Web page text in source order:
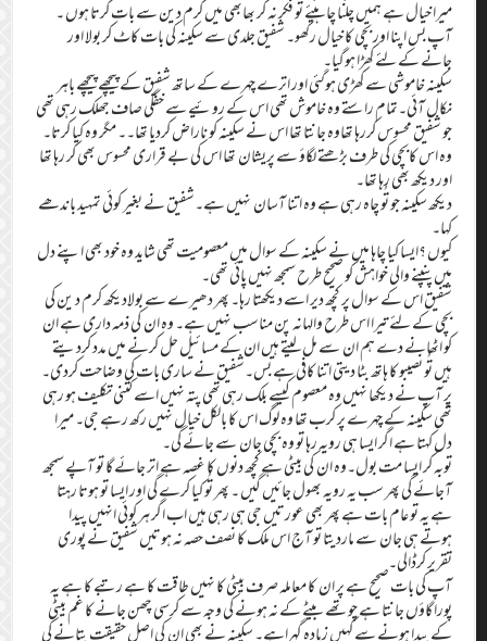
میرا خیال ہے ہمیں چلنا چاہیئے تُو فکر نہ کر بھابھی میں کرم دین سے بات کرتا ہوں ۔
آپ بس اپنا اور بچی کا خیال رکھو۔ شفیق جلدی سے سکینہ کی بات کاٹ کر بولا اور
جانے کے لئے کھڑا ہوگیا۔
سکینہ خاموشی سے کھڑی ہوگئی اور اترے چہرے کے ساتھ شفیق کے پیچھے پیچھے باہر
نکال آئی۔تمام راستے وہ خاموش تھی اس کے روئیے سے خفگی صاف جھلک رہی تھی
جو شفیق محسوس کررہا تھاوہ جانتا تھا اس نے سکینہ کو ناراض کردیا تھا۔۔ مگر وہ کیا کرتا۔
وہ اس کابچی کی طرف بڑھتے لگاؤ سے پریشان تھا اس کی بے قراری محسوس بھی کر رہا تھا
اور دیکھ بھی رہا تھا۔
دیکھ سکینہ جو تُو چاہ رہی ہے وہ اتنا آسان نہیں ہے۔شفیق نے بغیر کوئی تمہید باندھے
کہا۔
کیوں ؟ایسا کیا چاہا میں نے سکینہ کے سوال میں معصومیت تھی شاید وہ خود بھی اپنے دل
میں پنپنے والی خواہش کو صحیح طرح سمجھ نہیں پائی تھی۔
شفیق اس کے سوال پر کچھ دیر اسے دیکھتا رہا۔ پھر دھیرے سے بولادیکھ کرم د ین کی
بچی کے لئے تیرا اس طرح والہانہ پن مناسب نہیں ہے۔ وہ ان کی ذمہ داری ہے ان
کو اٹھانے دے ہم ان سے مل لیتے ہیں ان کے مسائیل حل کرنے میں مدد کردیتے
ہیں تُو نصیبو کا ہاتھ بٹا دیتی اتنا کافی ہے بس۔شفیق نے ساری بات کی وضاحت کردی۔
پر آپ نے دیکھا نہیں وہ معصوم کیسے بلک رہی تھی پتہ نہیں اسے کتنی تکلیف ہو رہی
تھی سکینہ کے چہرے پر کرب تھا وہ لوگ اس کا بالکل خیال نہیں رکھ رہے جی۔ میرا
دل کہتا ہے اگر ایسا ہی رویہ رہا تو وہ بچی جان سے جائے گی۔
توبہ کر ایسا مت بول۔وہ ان کی بیٹی ہے کچھ دنوں کا غصہ ہے اتر جائے گا تو آپے سمجھ
آجائے گی پھر سب یہ رویہ بھول جائیں گیں ۔ پھر تُو کیا کرے گی اور ایسا تو ہوتا رہتا
ہے یہ تو عام بات ہے پھر بھی عورتیں جی ہی رہی ہیں اب اگر ہر کوئی انہیں پیدا
ہوتے ہی جان سے ماردیتا تو آج اس ملک کا نصف حصہ نہ ہوتیں شفیق نے پوری
تقریر کرڈالی۔
آپ کی بات صحیح ہے پر ان کا معاملہ صرف بیٹی کا نہیں طاقت کا ہے رتبے کا ہے یہ
پورا گاؤں جانتا ہے چوتھے بیٹے کے نہ ہونے کی وجہ سے کرسی چھن جانے کا غم بیٹی
کے پیدا ہونے سے کہیں زیادہ گہراہے۔ سکینہ نے بھی ان کی اصل حقیقت بتانے کی